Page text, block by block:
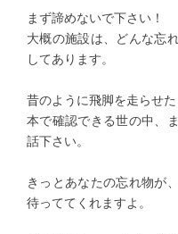
まず諦めないで下さい！
大概の施設は、どんな忘
してあります。
昔のように飛脚を走らせ
本で確認できる世の中、
話下さい。
きっとあなたの忘れ物が
待っててくれますよ。